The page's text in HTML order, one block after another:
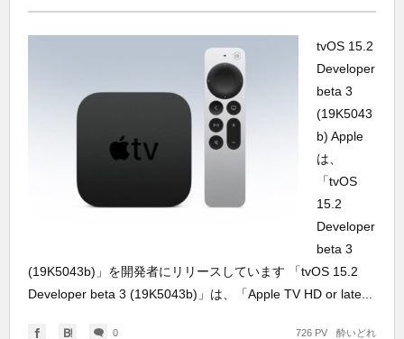
tvOS 15.2
Developer
beta 3
(19K5043
b) Apple
は、
「tvOS
15.2
Developer
beta 3
(19K5043b)」を開発者にリリースしています 「tvOS 15.2
Developer beta 3 (19K5043b)」は、「Apple TV HD or late...
0 酔いどれ
726 PV